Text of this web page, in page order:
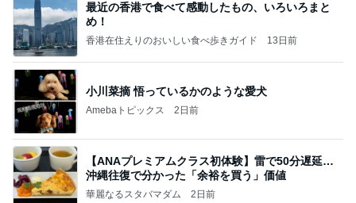
最近の香港で食べて感動したもの、いろいろまと
め！
香港在住えりのおいしい食べ歩きガイド 13日前
小川菜摘 悟っているかのような愛犬
Amebaトピックス 2日前
【ANAプレミアムクラス初体験】雷で50分遅延…
沖縄往復で分かった「余裕を買う」価値
華麗なるスタバマダム 2日前